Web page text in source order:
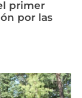
primer
por las